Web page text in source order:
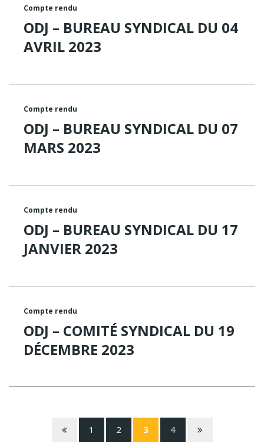
Compte rendu
ODJ – BUREAU SYNDICAL DU 04
AVRIL 2023
Compte rendu
ODJ – BUREAU SYNDICAL DU 07
MARS 2023
Compte rendu
ODJ – BUREAU SYNDICAL DU 17
JANVIER 2023
Compte rendu
ODJ – COMITÉ SYNDICAL DU 19
DÉCEMBRE 2023
Page précédente
1 2 3 4 Page suivante